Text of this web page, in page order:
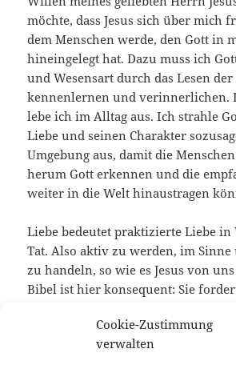
Cookie-Zustimmung
verwalten
möchte, dass Jesus sich über mich
dem Menschen werde, den Gott in
hineingelegt hat. Dazu muss ich
und Wesensart durch das Lesen
kennenlernen und verinnerlichen.
lebe ich im Alltag aus. Ich strahle
Liebe und seinen Charakter
Umgebung aus, damit die
herum Gott erkennen und die
weiter in die Welt hinaustragen
Liebe bedeutet praktizierte Liebe
Tat. Also aktiv zu werden, im Sinne
zu handeln, so wie es Jesus von
Bibel ist hier konsequent: Sie
sollen unseren Nächsten und sogar
segnen und ihnen Gutes tun. Hier